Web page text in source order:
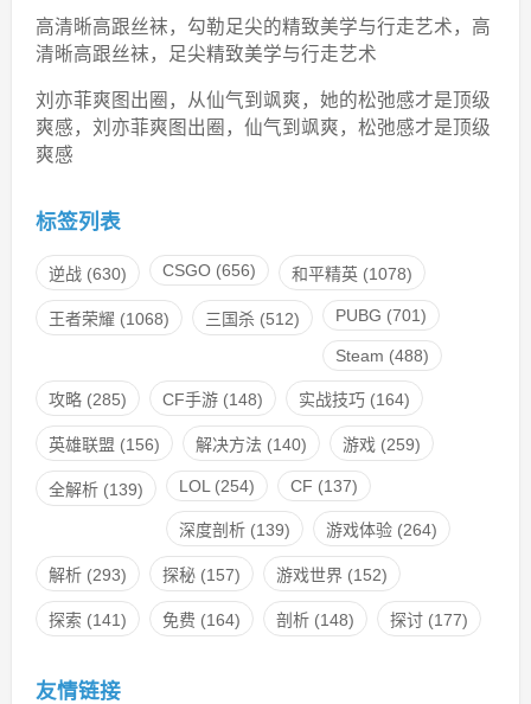
高清晰高跟丝袜，勾勒足尖的精致美学与行走艺术，高
清晰高跟丝袜，足尖精致美学与行走艺术
刘亦菲爽图出圈，从仙气到飒爽，她的松弛感才是顶级
爽感，刘亦菲爽图出圈，仙气到飒爽，松弛感才是顶级
爽感
标签列表
逆战(630) CSGO(656) 和平精英(1078)
王者荣耀 (1068) 三国杀(512) PUBG (701)
Steam (488)
攻略(285) CF手游(148) 实战技巧(164)
英雄联盟 (156) 解决方法 (140) 游戏(259)
全解析(139) LOL(254) CF (137)
深度剖析(139) 游戏体验(264)
解析(293) 探秘(157) 游戏世界(152)
探索 (141) 免费 (164) 剖析(148) 探讨(177)
友情链接